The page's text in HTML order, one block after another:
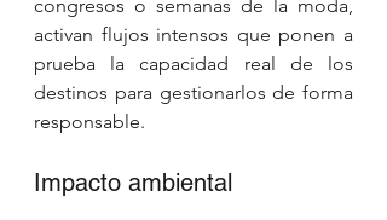
congresos o semanas de la moda,
activan flujos intensos que ponen a
prueba la capacidad real de los
destinos para gestionarlos de forma
responsable.
Impacto ambiental